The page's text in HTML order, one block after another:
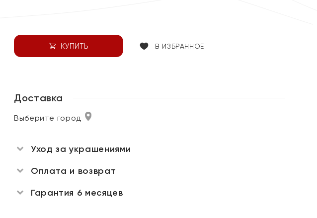
КУПИТЬ В ИЗБРАННОЕ
Доставка
Выберите город
Уход за украшениями
Оплата и возврат
Гарантия 6 месяцев